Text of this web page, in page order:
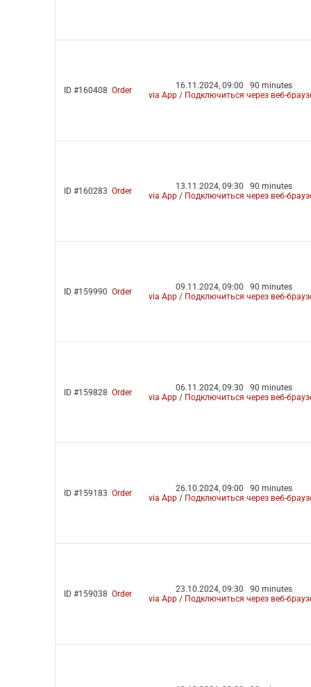
ID #160408 Order 16.11.2024, 09:00
90 minutes
via App / Подключиться через веб-
ID #160283 Order 13.11.2024, 09:30
90 minutes
via App / Подключиться через веб-
ID #159990 Order 09.11.2024, 09:00
90 minutes
via App / Подключиться через веб-
ID #159828 Order 06.11.2024, 09:30
90 minutes
via App / Подключиться через веб-
ID #159183 Order 26.10.2024, 09:00
90 minutes
via App / Подключиться через веб-
ID #159038 Order 23.10.2024, 09:30
90 minutes
via App / Подключиться через веб-